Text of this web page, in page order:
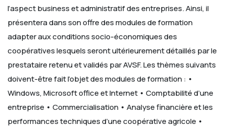
l’aspect business et administratif des entreprises. Ainsi, il
présentera dans son offre des modules de formation
adapter aux conditions socio-économiques des
coopératives lesquels seront ultérieurement détaillés par le
prestataire retenu et validés par AVSF. Les thèmes suivants
doivent-être fait l’objet des modules de formation : •
Windows, Microsoft office et Internet • Comptabilité d’une
entreprise • Commercialisation • Analyse financière et les
performances techniques d’une coopérative agricole •